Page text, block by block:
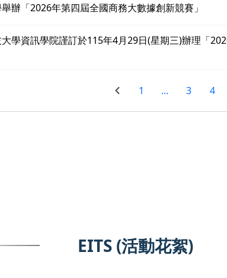
辦「2026年第四屆全國商務大數據創新競賽」
學資訊學院謹訂於115年4月29日(星期三)辦理「
1 ... 3 4
EITS (活動花絮)